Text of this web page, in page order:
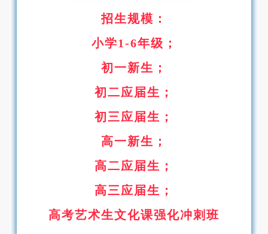
招生规模：
小学1-6年级；
初一新生；
初二应届生；
初三应届生；
高一新生；
高二应届生；
高三应届生；
高考艺术生文化课强化冲刺班